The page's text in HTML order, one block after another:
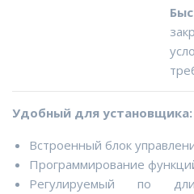
Удобный для установщика:
Встроенный блок
Программирование
Регулируемый по